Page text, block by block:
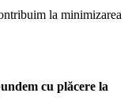
la minimizarea
cu plăcere la